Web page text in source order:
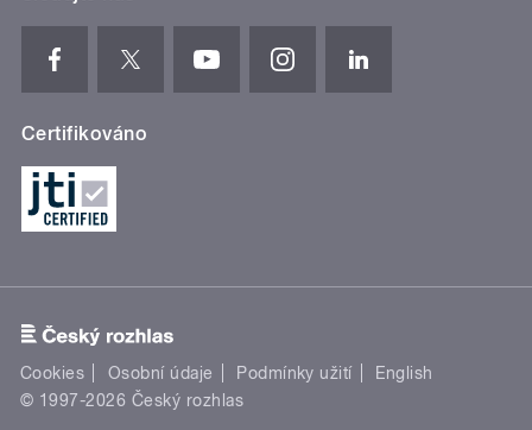
Certifikováno
Cookies Osobní údaje Podmínky užití
English
© 1997-2026 Český rozhlas